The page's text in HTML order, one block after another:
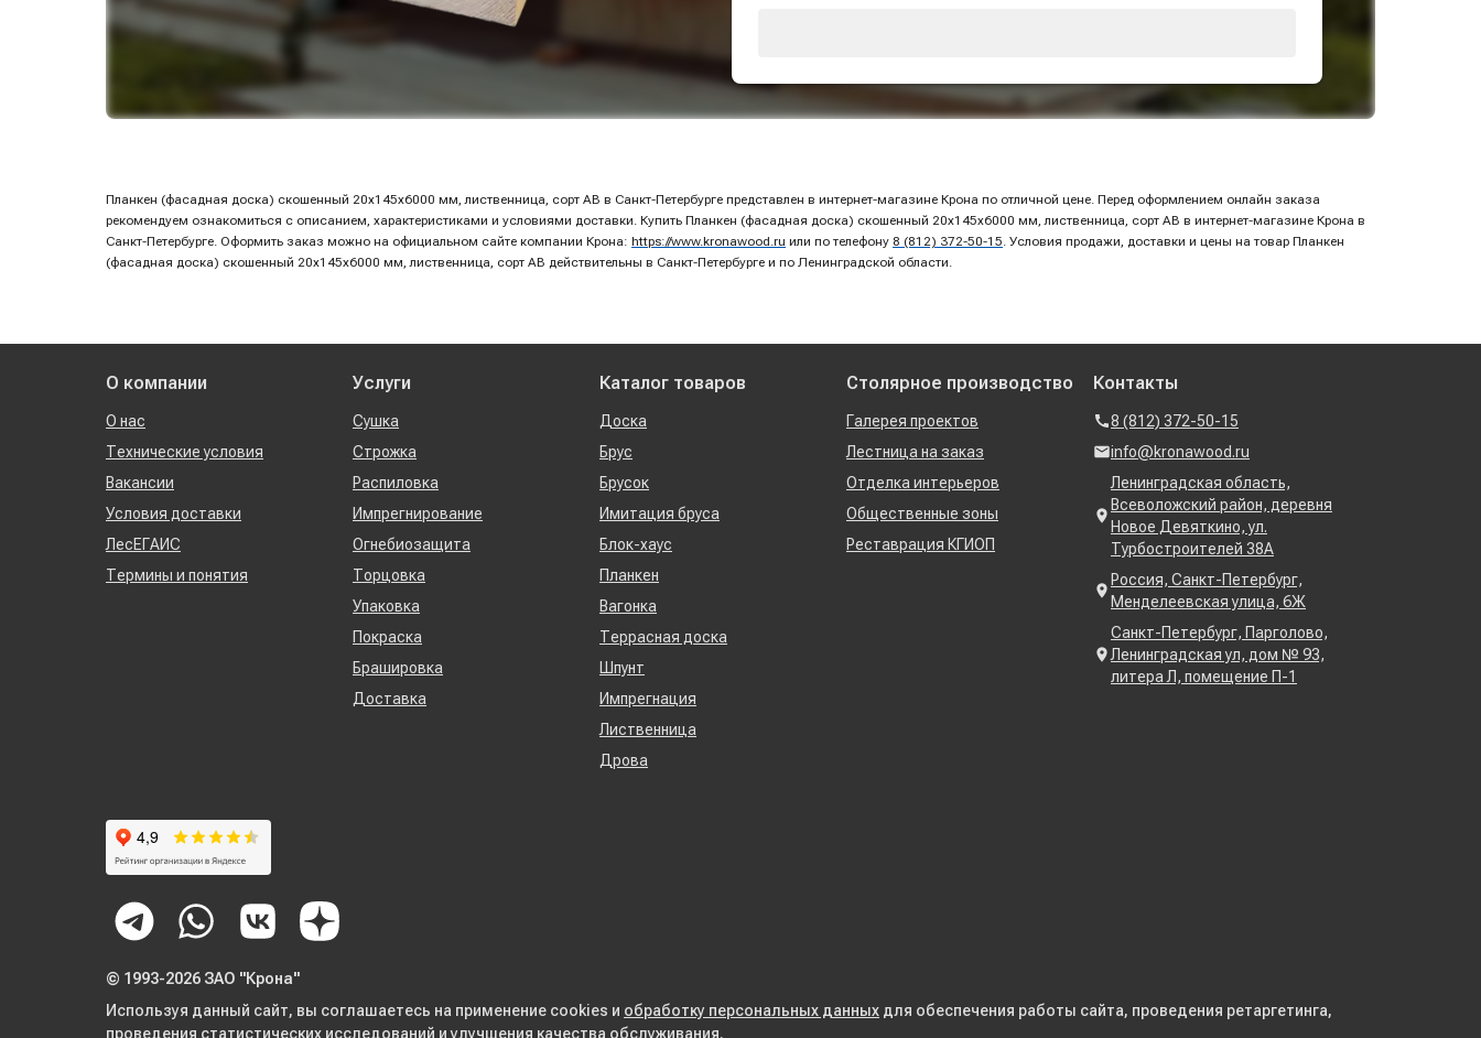
Планкен (фасадная доска) скошенный 20х145х6000 мм, лиственница, сорт AB в Санкт-Петербурге представлен в интернет-магазине Крона по отличной цене. Перед оформлением онлайн заказа
рекомендуем ознакомиться с описанием, характеристиками и условиями доставки. Купить Планкен (фасадная доска) скошенный 20х145х6000 мм, лиственница, сорт AB в интернет-магазине Крона в
Санкт-Петербурге. Оформить заказ можно на официальном сайте компании Крона: https://www.kronawood.ru или по телефону 8 (812) 372-50-15 . Условия продажи, доставки и цены на товар Планкен
(фасадная доска) скошенный 20х145х6000 мм, лиственница, сорт AB действительны в Санкт-Петербурге и по Ленинградской области.
О компании
О нас
Технические условия
Вакансии
Условия доставки
ЛесЕГАИС
Термины и понятия
Услуги
Сушка
Строжка
Распиловка
Импрегнирование
Огнебиозащита
Торцовка
Упаковка
Покраска
Брашировка
Доставка
Каталог товаров
Доска
Брус
Брусок
Имитация бруса
Блок-хаус
Планкен
Вагонка
Террасная доска
Шпунт
Импрегнация
Лиственница
Дрова
Столярное производство
Галерея проектов
Лестница на заказ
Отделка интерьеров
Общественные зоны
Реставрация КГИОП
Контакты
8 (812) 372-50-15
info@kronawood.ru
Ленинградская область,
Всеволожский район, деревня
Новое Девяткино, ул.
Турбостроителей 38А
Россия, Санкт-Петербург,
Менделеевская улица, 6Ж
Санкт-Петербург, Парголово,
Ленинградская ул, дом № 93,
литера Л, помещение П-1
© 1993-2026 ЗАО "Крона"
Используя данный сайт, вы соглашаетесь на применение cookies и обработку персональных данных для обеспечения работы сайта, проведения ретаргетинга,
проведения статистических исследований и улучшения качества обслуживания.